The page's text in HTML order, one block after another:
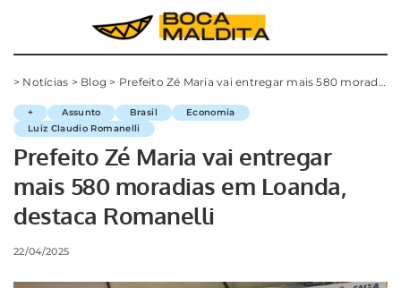
> Notícias > Blog > Prefeito Zé Maria vai entregar mais 580 moradias em Loanda, destaca Romanelli
+ Assunto Brasil
Economia
Luiz Claudio Romanelli
Prefeito Zé Maria vai entregar
mais 580 moradias em Loanda,
destaca Romanelli
22/04/2025